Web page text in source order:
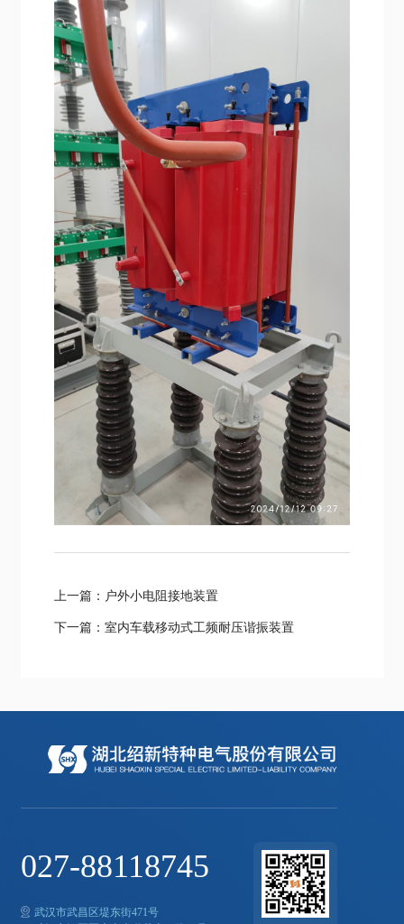
上一篇：户外小电阻接地装置
下一篇：室内车载移动式工频耐压谐振装置
027-88118745
武汉市武昌区堤东街471号